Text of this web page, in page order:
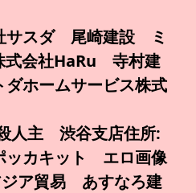
サスダ 尾崎建設 ミ
会社HaRu 寺村建
ホームサービス株式
人主 渋谷支店住所:
カキット エロ画像
ア貿易 あすなろ建